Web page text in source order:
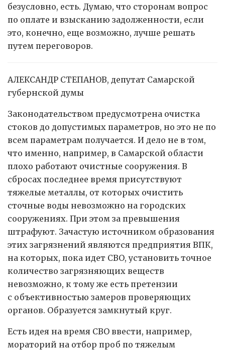
безусловно, есть. Думаю, что сторонам вопрос
по оплате и взысканию задолженности, если
это, конечно, еще возможно, лучше решать
путем переговоров.
АЛЕКСАНДР СТЕПАНОВ, депутат Самарской
губернской думы
Законодательством предусмотрена очистка
стоков до допустимых параметров, но это не по
всем параметрам получается. И дело не в том,
что именно, например, в Самарской области
плохо работают очистные сооружения. В
сбросах последнее время присутствуют
тяжелые металлы, от которых очистить
сточные воды невозможно на городских
сооружениях. При этом за превышения
штрафуют. Зачастую источником образования
этих загрязнений являются предприятия ВПК,
на которых, пока идет СВО, установить точное
количество загрязняющих веществ
невозможно, к тому же есть претензии
с объективностью замеров проверяющих
органов. Образуется замкнутый круг.
Есть идея на время СВО ввести, например,
мораторий на отбор проб по тяжелым